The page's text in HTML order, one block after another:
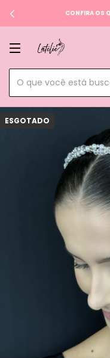
CONFIRA OS
ESGOTADO